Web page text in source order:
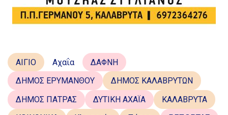
ΑΙΓΙΟ Αχαΐα
ΔΑΦΝΗ
ΔΗΜΟΣ ΕΡΥΜΑΝΘΟΥ
ΔΗΜΟΣ ΚΑΛΑΒΡΥΤΩΝ
ΔΗΜΟΣ ΠΑΤΡΑΣ
ΔΥΤΙΚΗ ΑΧΑΪΑ
ΚΑΛΑΒΡΥΤΑ